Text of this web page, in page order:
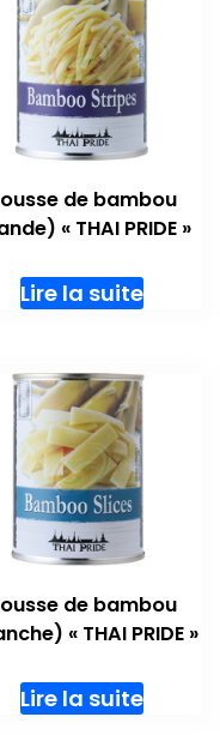
de bambou
« THAI PRIDE »
Lire la suite
de bambou
« THAI PRIDE »
Lire la suite